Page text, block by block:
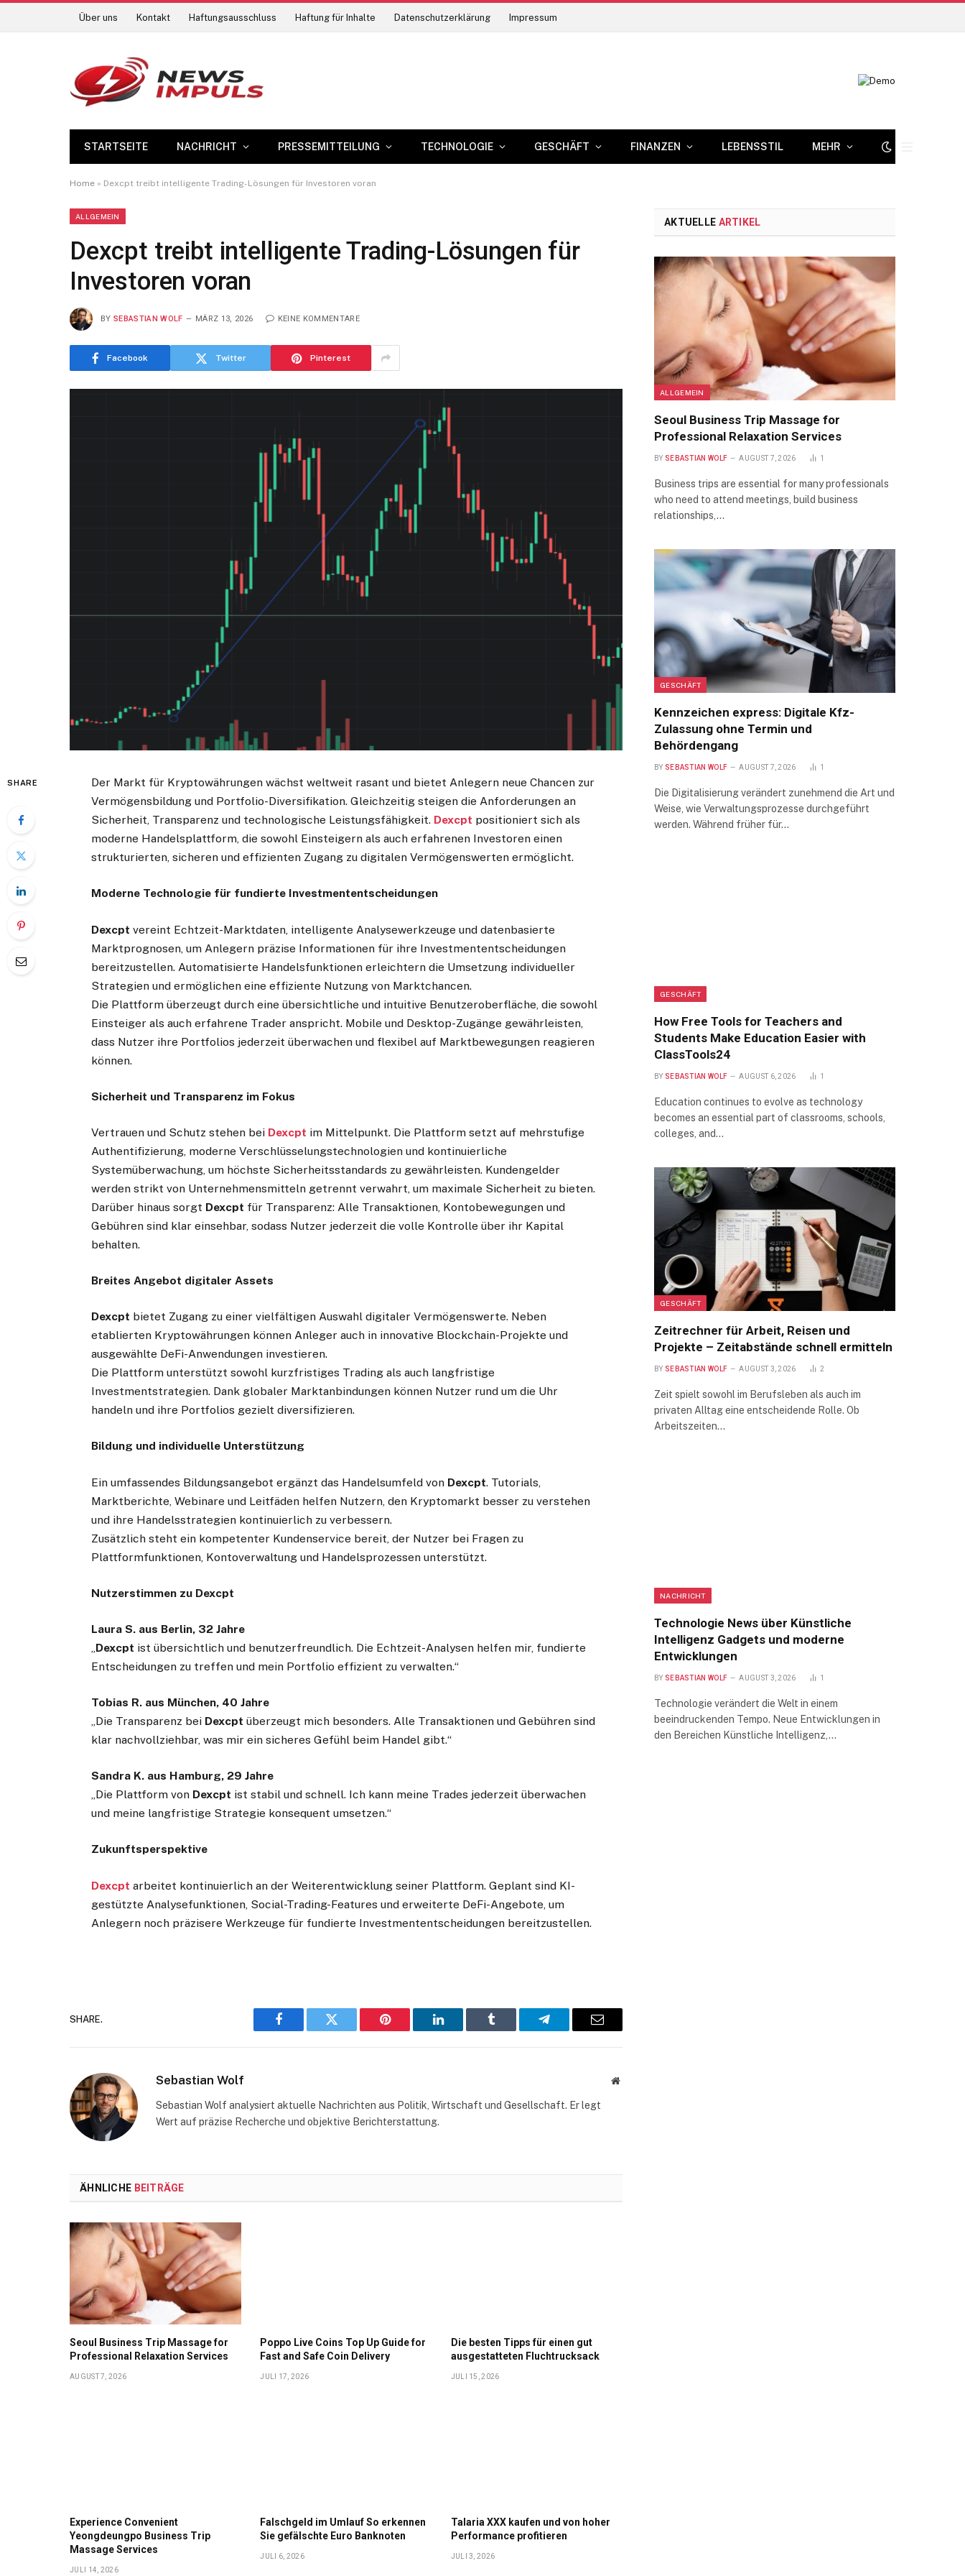
Über uns Kontakt Haftungsausschluss Haftung für Inhalte Datenschutzerklärung Impressum
STARTSEITE NACHRICHT PRESSEMITTEILUNG TECHNOLOGIE GESCHÄFT FINANZEN LEBENSSTIL MEHR
Home » Dexcpt treibt intelligente Trading-Lösungen für Investoren voran
ALLGEMEIN
Dexcpt treibt intelligente Trading-Lösungen für
Investoren voran
BY SEBASTIAN WOLF MÄRZ 13, 2026 KEINE KOMMENTARE
Facebook Twitter Pinterest
SHARE
Der Markt für Kryptowährungen wächst weltweit rasant und bietet Anlegern neue Chancen zur
Vermögensbildung und Portfolio-Diversifikation. Gleichzeitig steigen die Anforderungen an
Sicherheit, Transparenz und technologische Leistungsfähigkeit. Dexcpt positioniert sich als
moderne Handelsplattform, die sowohl Einsteigern als auch erfahrenen Investoren einen
strukturierten, sicheren und effizienten Zugang zu digitalen Vermögenswerten ermöglicht.
Moderne Technologie für fundierte Investmententscheidungen
Dexcpt vereint Echtzeit-Marktdaten, intelligente Analysewerkzeuge und datenbasierte
Marktprognosen, um Anlegern präzise Informationen für ihre Investmententscheidungen
bereitzustellen. Automatisierte Handelsfunktionen erleichtern die Umsetzung individueller
Strategien und ermöglichen eine effiziente Nutzung von Marktchancen.
Die Plattform überzeugt durch eine übersichtliche und intuitive Benutzeroberfläche, die sowohl
Einsteiger als auch erfahrene Trader anspricht. Mobile und Desktop-Zugänge gewährleisten,
dass Nutzer ihre Portfolios jederzeit überwachen und flexibel auf Marktbewegungen reagieren
können.
Sicherheit und Transparenz im Fokus
Vertrauen und Schutz stehen bei Dexcpt im Mittelpunkt. Die Plattform setzt auf mehrstufige
Authentifizierung, moderne Verschlüsselungstechnologien und kontinuierliche
Systemüberwachung, um höchste Sicherheitsstandards zu gewährleisten. Kundengelder
werden strikt von Unternehmensmitteln getrennt verwahrt, um maximale Sicherheit zu bieten.
Darüber hinaus sorgt Dexcpt für Transparenz: Alle Transaktionen, Kontobewegungen und
Gebühren sind klar einsehbar, sodass Nutzer jederzeit die volle Kontrolle über ihr Kapital
behalten.
Breites Angebot digitaler Assets
Dexcpt bietet Zugang zu einer vielfältigen Auswahl digitaler Vermögenswerte. Neben
etablierten Kryptowährungen können Anleger auch in innovative Blockchain-Projekte und
ausgewählte DeFi-Anwendungen investieren.
Die Plattform unterstützt sowohl kurzfristiges Trading als auch langfristige
Investmentstrategien. Dank globaler Marktanbindungen können Nutzer rund um die Uhr
handeln und ihre Portfolios gezielt diversifizieren.
Bildung und individuelle Unterstützung
Ein umfassendes Bildungsangebot ergänzt das Handelsumfeld von Dexcpt. Tutorials,
Marktberichte, Webinare und Leitfäden helfen Nutzern, den Kryptomarkt besser zu verstehen
und ihre Handelsstrategien kontinuierlich zu verbessern.
Zusätzlich steht ein kompetenter Kundenservice bereit, der Nutzer bei Fragen zu
Plattformfunktionen, Kontoverwaltung und Handelsprozessen unterstützt.
Nutzerstimmen zu Dexcpt
Laura S. aus Berlin, 32 Jahre
„Dexcpt ist übersichtlich und benutzerfreundlich. Die Echtzeit-Analysen helfen mir, fundierte
Entscheidungen zu treffen und mein Portfolio effizient zu verwalten.“
Tobias R. aus München, 40 Jahre
„Die Transparenz bei Dexcpt überzeugt mich besonders. Alle Transaktionen und Gebühren sind
klar nachvollziehbar, was mir ein sicheres Gefühl beim Handel gibt.“
Sandra K. aus Hamburg, 29 Jahre
„Die Plattform von Dexcpt ist stabil und schnell. Ich kann meine Trades jederzeit überwachen
und meine langfristige Strategie konsequent umsetzen.“
Zukunftsperspektive
Dexcpt arbeitet kontinuierlich an der Weiterentwicklung seiner Plattform. Geplant sind KI-
gestützte Analysefunktionen, Social-Trading-Features und erweiterte DeFi-Angebote, um
Anlegern noch präzisere Werkzeuge für fundierte Investmententscheidungen bereitzustellen.
SHARE.
Facebook Twitter Pinterest LinkedIn Tumblr Telegram Email
Sebastian Wolf Website
Sebastian Wolf analysiert aktuelle Nachrichten aus Politik, Wirtschaft und Gesellschaft. Er legt
Wert auf präzise Recherche und objektive Berichterstattung.
ÄHNLICHE BEITRÄGE
Seoul Business Trip Massage for
Professional Relaxation Services
AUGUST 7, 2026
Poppo Live Coins Top Up Guide for
Fast and Safe Coin Delivery
JULI 17, 2026
Die besten Tipps für einen gut
ausgestatteten Fluchtrucksack
JULI 15, 2026
Experience Convenient
Yeongdeungpo Business Trip
Massage Services
JULI 14, 2026
Falschgeld im Umlauf So erkennen
Sie gefälschte Euro Banknoten
JULI 6, 2026
Talaria XXX kaufen und von hoher
Performance profitieren
JULI 3, 2026
AKTUELLE ARTIKEL
ALLGEMEIN
Seoul Business Trip Massage for
Professional Relaxation Services
BY SEBASTIAN WOLF AUGUST 7, 2026 1
Business trips are essential for many professionals
who need to attend meetings, build business
relationships,…
GESCHÄFT
Kennzeichen express: Digitale Kfz-
Zulassung ohne Termin und
Behördengang
BY SEBASTIAN WOLF AUGUST 7, 2026 1
Die Digitalisierung verändert zunehmend die Art und
Weise, wie Verwaltungsprozesse durchgeführt
werden. Während früher für…
GESCHÄFT
How Free Tools for Teachers and
Students Make Education Easier with
ClassTools24
BY SEBASTIAN WOLF AUGUST 6, 2026 1
Education continues to evolve as technology
becomes an essential part of classrooms, schools,
colleges, and…
GESCHÄFT
Zeitrechner für Arbeit, Reisen und
Projekte – Zeitabstände schnell ermitteln
BY SEBASTIAN WOLF AUGUST 3, 2026 2
Zeit spielt sowohl im Berufsleben als auch im
privaten Alltag eine entscheidende Rolle. Ob
Arbeitszeiten…
NACHRICHT
Technologie News über Künstliche
Intelligenz Gadgets und moderne
Entwicklungen
BY SEBASTIAN WOLF AUGUST 3, 2026 1
Technologie verändert die Welt in einem
beeindruckenden Tempo. Neue Entwicklungen in
den Bereichen Künstliche Intelligenz,…